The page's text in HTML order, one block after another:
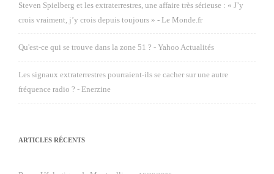
Steven Spielberg et les extraterrestres, une affaire très sérieuse : « J’y
crois vraiment, j’y crois depuis toujours » - Le Monde.fr
Qu'est-ce qui se trouve dans la zone 51 ? - Yahoo Actualités
Les signaux extraterrestres pourraient-ils se cacher sur une autre
fréquence radio ? - Enerzine
ARTICLES RÉCENTS